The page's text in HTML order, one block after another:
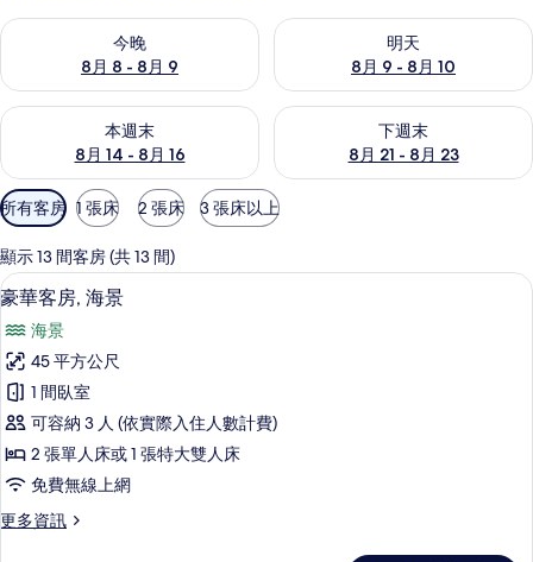
今晚
8月 8 - 8月 9
查看今晚 (8月 8 - 8月 9) 的供應情況
明天
8月 9 - 8月 10
查看明天 (8月 9 - 8月 10) 的供
本週末
8月 14 - 8月 16
查看本週末 (8月 14 - 8月 16) 的供應情況
下週末
8月 21 - 8月 23
查看下週末 (8月 21 - 8月 23)
可
用
的
客
房
篩
選
條
件
所有客房 1 張床 2 張床 3 張床以上
顯示 13 間客房 (共 13 間)
顯
示
豪
華
客
房,
海
景
的
低過敏寢具、客房內保險箱、書桌、
10
豪華客房, 海景
海景
45 平方公尺
1 間臥室
可容納 3 人 (依實際入住人數計費)
2 張單人床或 1 張特大雙人床
免費無線上網
更多資訊
更